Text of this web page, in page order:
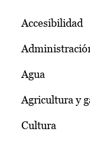
Accesibilidad
Agua
Agricultura y
Cultura